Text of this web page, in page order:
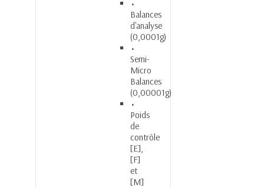
Balances
d'analyse
(0,0001g)
Semi-
Micro
Balances
(0,00001g)
Poids
de
contrôle
[E],
[F]
et
[M]